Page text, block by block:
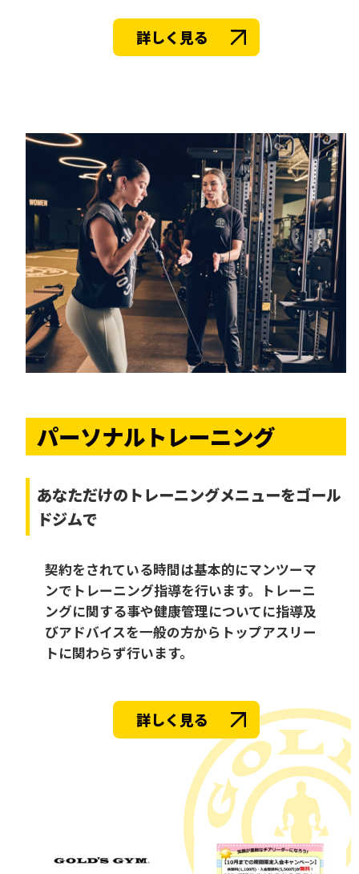
詳しく見る
パーソナルトレーニング
あなただけの トレーニングメニューをゴール
ドジムで
契約をされている時間は基本的にマンツーマ
ンでトレーニング指導を行います。トレーニ
ングに関する事や健康管理についてに指導及
びアドバイスを一般の方からトップアスリー
トに関わらず行います。
詳しく見る